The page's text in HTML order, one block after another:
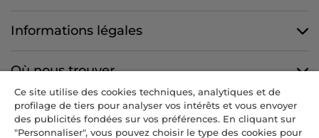
Informations légales
Où nous trouver
Nous suivre
Ce site utilise des cookies techniques, analytiques et de
profilage de tiers pour analyser vos intérêts et vous envoyer
des publicités fondées sur vos préférences. En cliquant sur
"Personnaliser", vous pouvez choisir le type des cookies pour